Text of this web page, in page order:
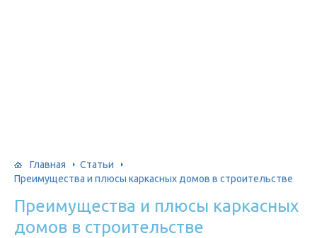
Главная
Статьи
Преимущества и плюсы каркасных домов в строительстве
Преимущества и плюсы каркасных
домов в строительстве